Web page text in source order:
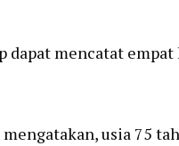
mencatat
usia 75